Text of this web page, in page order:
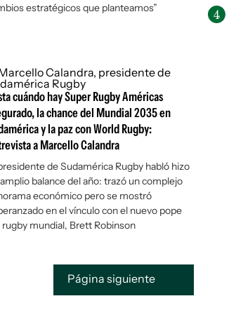
estratégicos que planteamos”
cuándo hay Super Rugby Américas
la chance del Mundial 2035 en
y la paz con World Rugby:
a Marcello Calandra
de Sudamérica Rugby habló hizo
balance del año: trazó un complejo
económico pero se mostró
en el vínculo con el nuevo pope
rugby mundial, Brett Robinson
Página siguiente